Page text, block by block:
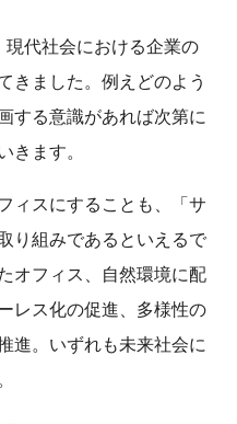
代社会における企業の
きました。例えどのよう
する意識があれば次第に
ます。
ィスにすることも、「サ
り組みであるといえるで
オフィス、自然環境に配
レス化の促進、多様性の
進。いずれも未来社会に